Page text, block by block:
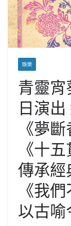
娛樂
青靈宵
日演
《夢
《十
傳承經
《我
以古喻